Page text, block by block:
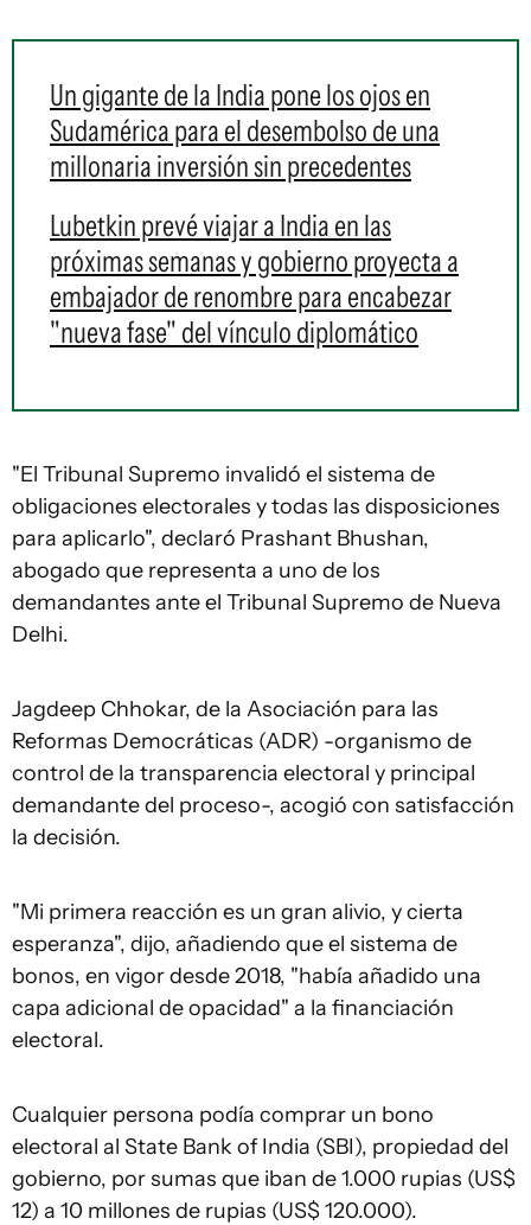
Un gigante de la India pone los ojos en
Sudamérica para el desembolso de una
millonaria inversión sin precedentes
Lubetkin prevé viajar a India en las
próximas semanas y gobierno proyecta a
embajador de renombre para encabezar
"nueva fase" del vínculo diplomático
"El Tribunal Supremo invalidó el sistema de
obligaciones electorales y todas las disposiciones
para aplicarlo", declaró Prashant Bhushan,
abogado que representa a uno de los
demandantes ante el Tribunal Supremo de Nueva
Delhi.
Jagdeep Chhokar, de la Asociación para las
Reformas Democráticas (ADR) -organismo de
control de la transparencia electoral y principal
demandante del proceso-, acogió con satisfacción
la decisión.
"Mi primera reacción es un gran alivio, y cierta
esperanza", dijo, añadiendo que el sistema de
bonos, en vigor desde 2018, "había añadido una
capa adicional de opacidad" a la financiación
electoral.
Cualquier persona podía comprar un bono
electoral al State Bank of India (SBI), propiedad del
gobierno, por sumas que iban de 1.000 rupias (US$
12) a 10 millones de rupias (US$ 120.000).